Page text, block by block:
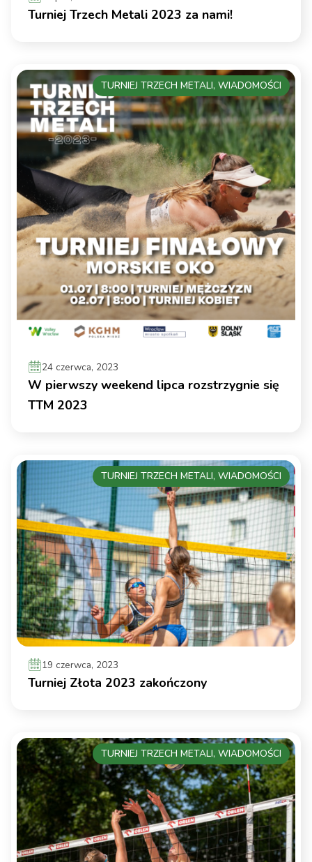
Turniej Trzech Metali 2023 za nami!
24 czerwca, 2023
W pierwszy weekend lipca rozstrzygnie się
TTM 2023
TURNIEJ TRZECH METALI, WIADOMOŚCI
19 czerwca, 2023
Turniej Złota 2023 zakończony
TURNIEJ TRZECH METALI, WIADOMOŚCI
TURNIEJ TRZECH METALI, WIADOMOŚCI